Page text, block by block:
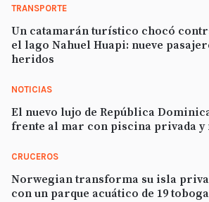
TRANSPORTE
Un catamarán turístico chocó
el lago Nahuel Huapi: nueve
heridos
NOTICIAS
El nuevo lujo de República
frente al mar con piscina privada y
CRUCEROS
Norwegian transforma su isla
con un parque acuático de 19